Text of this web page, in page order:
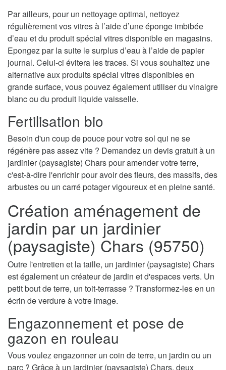
Par ailleurs, pour un nettoyage optimal, nettoyez
régulièrement vos vitres à l’aide d’une éponge imbibée
d’eau et du produit spécial vitres disponible en magasins.
Epongez par la suite le surplus d’eau à l’aide de papier
journal. Celui-ci évitera les traces. Si vous souhaitez une
alternative aux produits spécial vitres disponibles en
grande surface, vous pouvez également utiliser du vinaigre
blanc ou du produit liquide vaisselle.
Fertilisation bio
Besoin d'un coup de pouce pour votre sol qui ne se
régénère pas assez vite ? Demandez un devis gratuit à un
jardinier (paysagiste) Chars pour amender votre terre,
c'est-à-dire l'enrichir pour avoir des fleurs, des massifs, des
arbustes ou un carré potager vigoureux et en pleine santé.
Création aménagement de
jardin par un jardinier
(paysagiste) Chars (95750)
Outre l'entretien et la taille, un jardinier (paysagiste) Chars
est également un créateur de jardin et d'espaces verts. Un
petit bout de terre, un toit-terrasse ? Transformez-les en un
écrin de verdure à votre image.
Engazonnement et pose de
gazon en rouleau
Vous voulez engazonner un coin de terre, un jardin ou un
parc ? Grâce à un jardinier (paysagiste) Chars, deux